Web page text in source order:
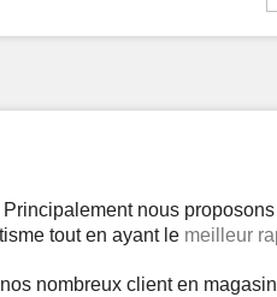
Principalement nous
tout en ayant le meilleur
nombreux client en